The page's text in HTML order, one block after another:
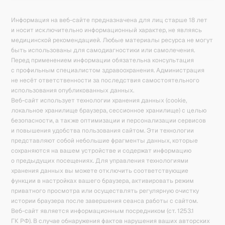
Информация на веб-сайте предназначена для лиц старше 18 лет
и носит исключительно информационный характер, не являясь
медицинской рекомендацией. Любые материалы ресурса не могут
быть использованы для самодиагностики или самолечения.
Перед применением информации обязательна консультация
с профильным специалистом здравоохранения. Администрация
не несёт ответственности за последствия самостоятельного
использования опубликованных данных.
Веб-сайт использует технологии хранения данных (cookie,
локальное хранилище браузера, сессионное хранилище) с целью
безопасности, а также оптимизации и персонализации сервисов
и повышения удобства пользования сайтом. Эти технологии
представляют собой небольшие фрагменты данных, которые
сохраняются на вашем устройстве и содержат информацию
о предыдущих посещениях. Для управления технологиями
хранения данных вы можете отключить соответствующие
функции в настройках вашего браузера, активировать режим
приватного просмотра или осуществлять регулярную очистку
истории браузера после завершения сеанса работы с сайтом.
Веб-сайт является информационным посредником (ст. 1253.1
ГК РФ). В случае обнаружения фактов нарушения ваших авторских